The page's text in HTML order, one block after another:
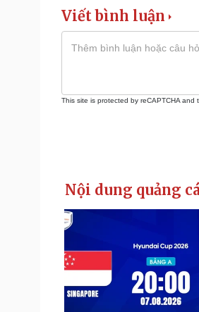
Viết bình luận
This site is protected by reCAPTCHA and